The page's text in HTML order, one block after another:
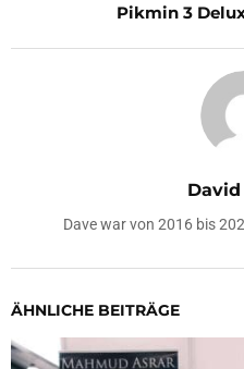
Pikmin 3
Dave war von 2016 bis
ÄHNLICHE BEITRÄGE